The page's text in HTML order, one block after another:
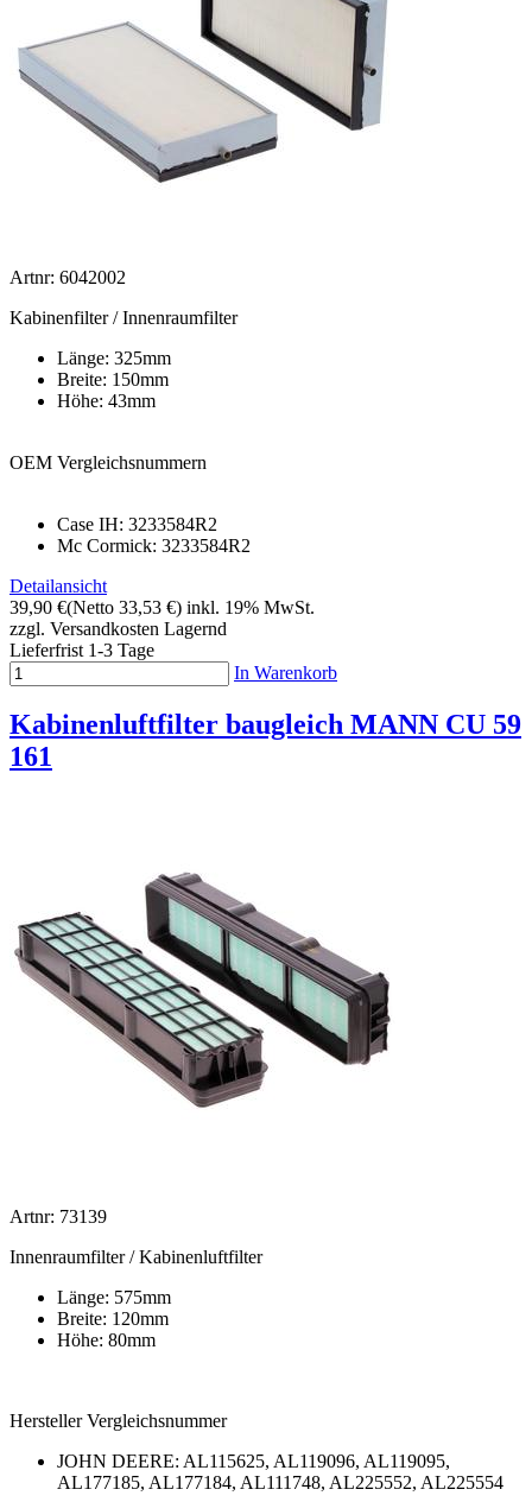
Artnr: 6042002
Kabinenfilter / Innenraumfilter
Länge: 325mm
Breite: 150mm
Höhe: 43mm
OEM Vergleichsnummern
Case IH: 3233584R2
Mc Cormick: 3233584R2
Detailansicht
39,90 €(Netto 33,53 €) inkl. 19% MwSt.
zzgl. Versandkosten Lagernd
Lieferfrist 1-3 Tage
In Warenkorb
Kabinenluftfilter baugleich MANN CU 59
161
Artnr: 73139
Innenraumfilter / Kabinenluftfilter
Länge: 575mm
Breite: 120mm
Höhe: 80mm
Hersteller Vergleichsnummer
JOHN DEERE: AL115625, AL119096, AL119095,
AL177185, AL177184, AL111748, AL225552, AL225554